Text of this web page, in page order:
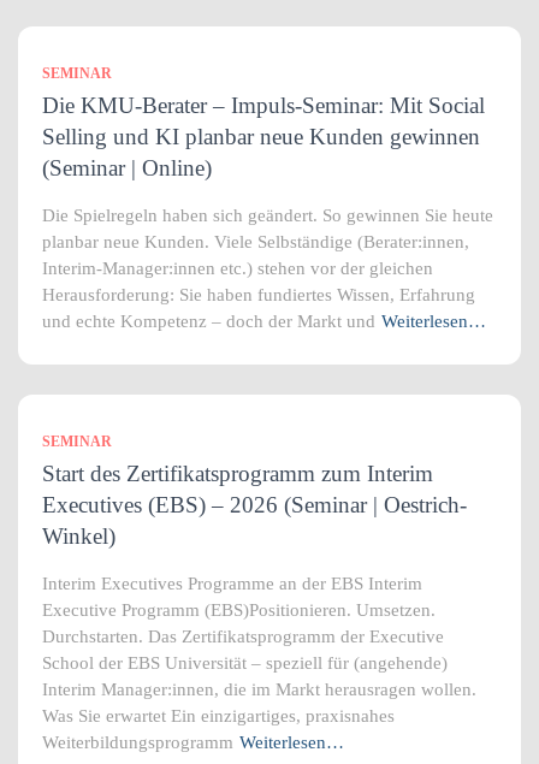
SEMINAR
Die KMU-Berater – Impuls-Seminar: Mit Social
Selling und KI planbar neue Kunden gewinnen
(Seminar | Online)
Die Spielregeln haben sich geändert. So gewinnen Sie heute
planbar neue Kunden. Viele Selbständige (Berater:innen,
Interim-Manager:innen etc.) stehen vor der gleichen
Herausforderung: Sie haben fundiertes Wissen, Erfahrung
und echte Kompetenz – doch der Markt und Weiterlesen…
SEMINAR
Start des Zertifikatsprogramm zum Interim
Executives (EBS) – 2026 (Seminar | Oestrich-
Winkel)
Interim Executives Programme an der EBS Interim
Executive Programm (EBS)Positionieren. Umsetzen.
Durchstarten. Das Zertifikatsprogramm der Executive
School der EBS Universität – speziell für (angehende)
Interim Manager:innen, die im Markt herausragen wollen.
Was Sie erwartet Ein einzigartiges, praxisnahes
Weiterbildungsprogramm Weiterlesen…